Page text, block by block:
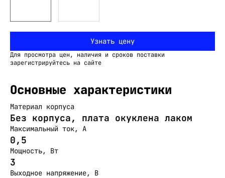
Узнать цену
Для просмотра цен, наличия и сроков поставки
зарегистрируйтесь на сайте
Основные характеристики
Материал корпуса
Без корпуса, плата окуклена лаком
Максимальный ток, А
0,5
Мощность, Вт
3
Выходное напряжение, В